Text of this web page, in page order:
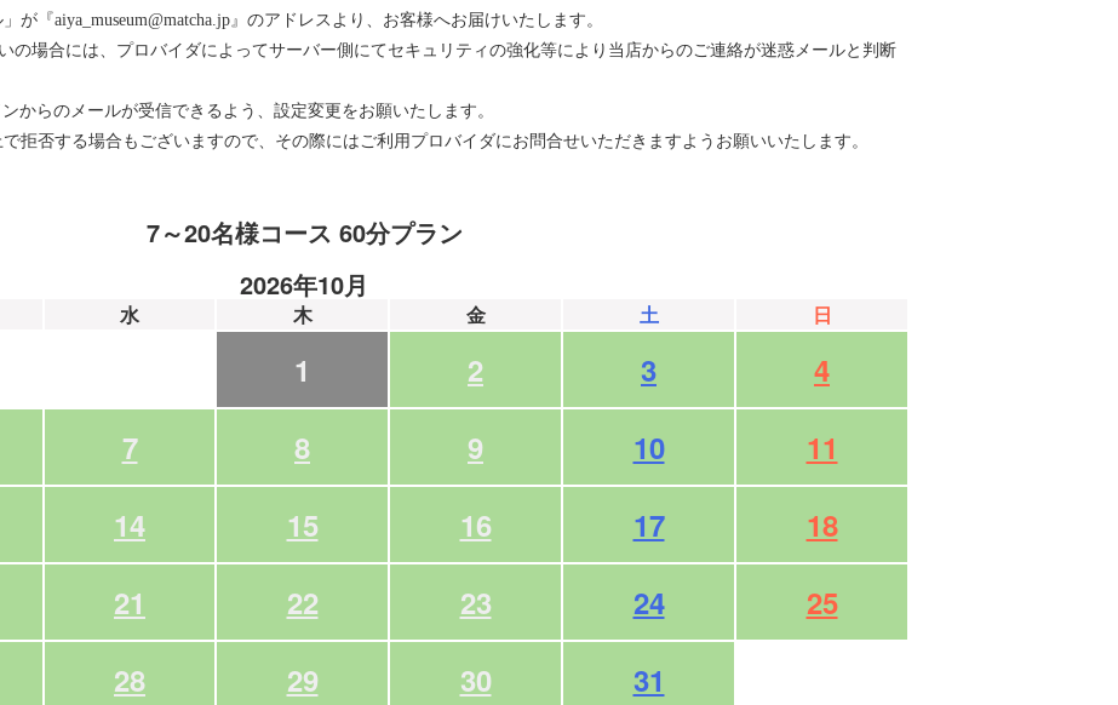
が『aiya_museum@matcha.jp』のアドレスより、お客様へお届けいたします。
の場合には、プロバイダによってサーバー側にてセキュリティの強化等により当店からのご連絡が迷惑メールと判断
からのメールが受信できるよう、設定変更をお願いたします。
拒否する場合もございますので、その際にはご利用プロバイダにお問合せいただきますようお願いいたします。
7～20名様コース 60分プラン
2026年10月
水 木 金 土 日
1 2 3
4
7 8 9 10
11
14 15 16 17
18
21 22 23 24
25
28 29 30 31